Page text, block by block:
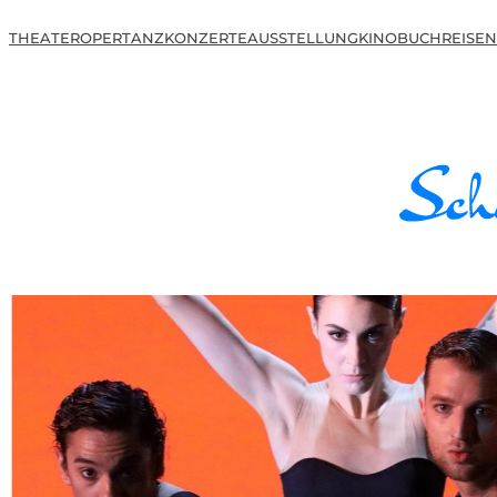
THEATEROPERTANZKONZERTEAUSSTELLUNGKINOBUCHREISEN